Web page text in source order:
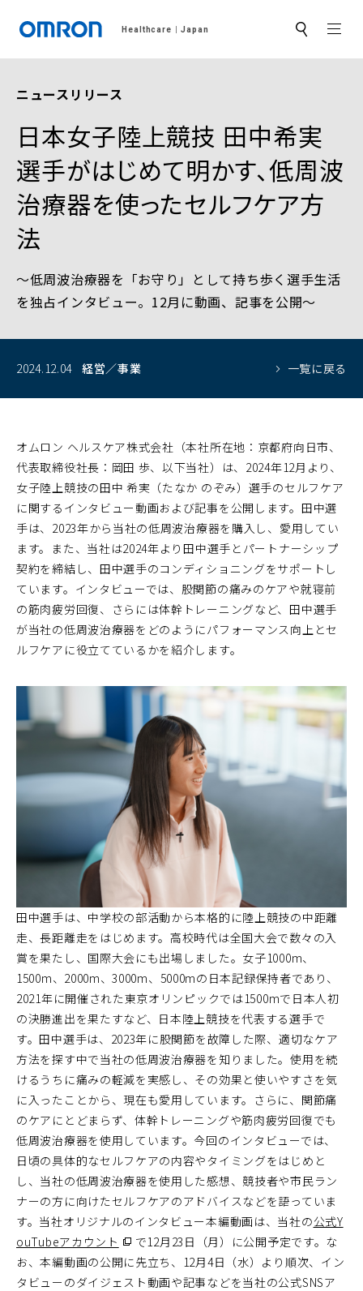
Healthcare Japan サ
ト
ニュースリリース
日本女子陸上競技 田中希実
選手がはじめて明かす、低周波
治療器を使ったセルフケア方
法
～低周波治療器を「お守り」として持ち歩く選手生活
を独占インタビュー。12月に動画、記事を公開～
2024.12.04 経営／事業 一覧に戻る
オムロン ヘルスケア株式会社（本社所在地：京都府向日市、
代表取締役社長：岡田 歩、以下当社）は、2024年12月より、
女子陸上競技の田中 希実（たなか のぞみ）選手のセルフケア
に関するインタビュー動画および記事を公開します。田中選
手は、2023年から当社の低周波治療器を購入し、愛用してい
ます。また、当社は2024年より田中選手とパートナーシップ
契約を締結し、田中選手のコンディショニングをサポートし
ています。インタビューでは、股関節の痛みのケアや就寝前
の筋肉疲労回復、さらには体幹トレーニングなど、田中選手
が当社の低周波治療器をどのようにパフォーマンス向上とセ
ルフケアに役立てているかを紹介します。
田中選手は、中学校の部活動から本格的に陸上競技の中距離
走、長距離走をはじめます。高校時代は全国大会で数々の入
賞を果たし、国際大会にも出場しました。女子1000m、
1500m、2000m、3000m、5000mの日本記録保持者であり、
2021年に開催された東京オリンピックでは1500mで日本人初
の決勝進出を果たすなど、日本陸上競技を代表する選手で
す。田中選手は、2023年に股関節を故障した際、適切なケア
方法を探す中で当社の低周波治療器を知りました。使用を続
けるうちに痛みの軽減を実感し、その効果と使いやすさを気
に入ったことから、現在も愛用しています。さらに、関節痛
のケアにとどまらず、体幹トレーニングや筋肉疲労回復でも
低周波治療器を使用しています。今回のインタビューでは、
日頃の具体的なセルフケアの内容やタイミングをはじめと
し、当社の低周波治療器を使用した感想、競技者や市民ラン
ナーの方に向けたセルフケアのアドバイスなどを語っていま
す。当社オリジナルのインタビュー本編動画は、当社の公式Y
ouTubeアカウント （別
ウ
ィ
で12月23日（月）に公開予定です。な
お、本編動画の公開に先立ち、12月4日（水）より順次、イン
タビューのダイジェスト動画や記事などを当社の公式SNSア